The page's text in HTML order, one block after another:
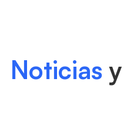
Noticias
Noticias